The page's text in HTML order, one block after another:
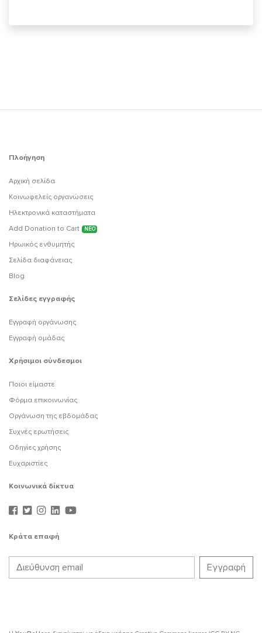
Πλοήγηση
Αρχική σελίδα
Κοινωφελείς οργανώσεις
Ηλεκτρονικά καταστήματα
Add Donation to Cart
ΝΕΟ
Ηρωικός ενθυμητής
Σελίδα διαφάνειας
Blog
Σελίδες εγγραφής
Εγγραφή οργάνωσης
Εγγραφή ομάδας
Χρήσιμοι σύνδεσμοι
Ποιοι είμαστε
Φόρμα επικοινωνίας
Οργάνωση της εβδομάδας
Συχνές ερωτήσεις
Οδηγίες χρήσης
Ευχαριστίες
Κοινωνικά δίκτυα
Κράτα επαφή